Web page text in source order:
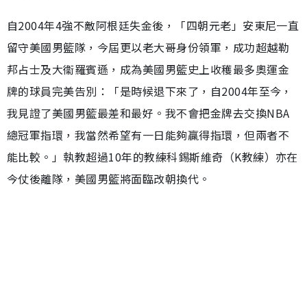
自2004年4強不敵阿根廷失金後，「四朝元老」安東尼一直
留守美國男籃隊，今屆更以老大哥身份領軍，成功超越勒
邦占士及大衞羅賓遜，成為美國男籃史上收穫最多奧運金
牌的球員完美告別：「是時候退下來了，自2004年至今，
我見證了美國男籃最差和最好。我不會把金牌去交換NBA
總冠軍指環，我當然希望有一日能夠贏得指環，但兩者不
能比較。」執教超過10年的教練科錫斯維奇（K教練）亦在
今仗後離隊，美國男籃將面臨改朝換代。